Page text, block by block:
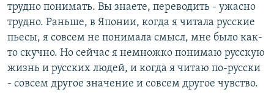
трудно понимать. Вы знаете, переводить - ужасно
трудно. Раньше, в Японии, когда я читала русские
пьесы, я совсем не понимала смысл, мне было как-
то скучно. Но сейчас я немножко понимаю русскую
жизнь и русских людей, и когда я читаю по-русски
- совсем другое значение и совсем другое чувство.